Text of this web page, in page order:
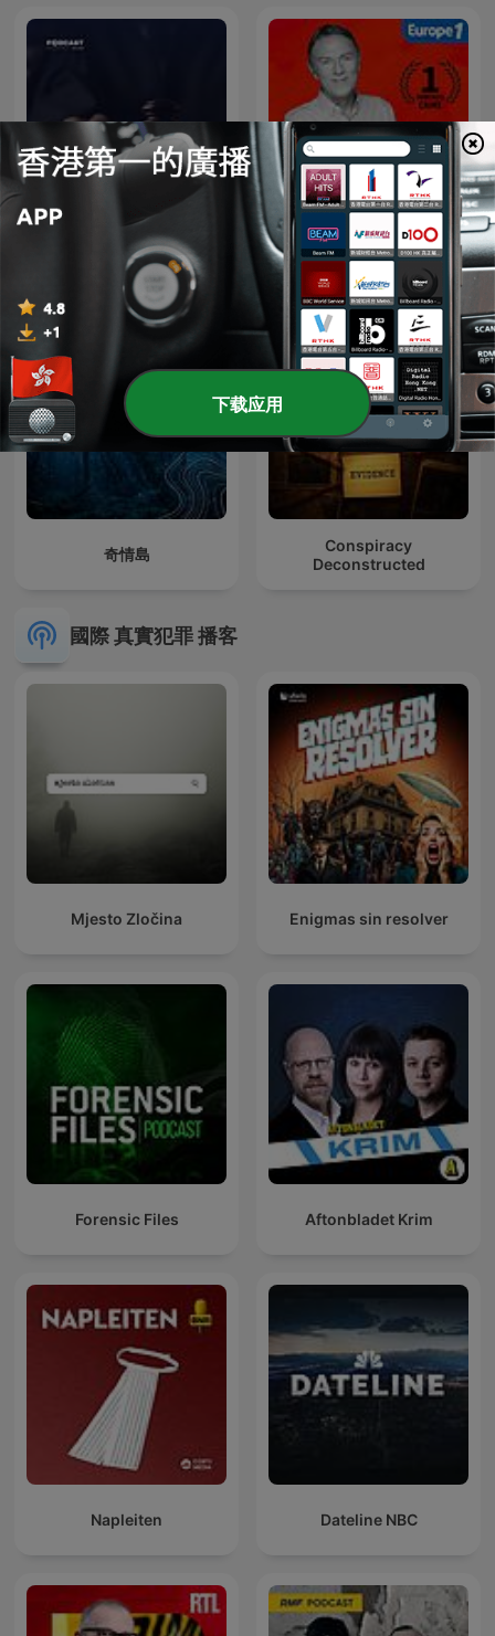
أغرب القضايا Hondelatte Raconte
奇情島
Conspiracy
Deconstructed
國際 真實犯罪 播客
Mjesto Zločina Enigmas sin resolver
Forensic Files Aftonbladet Krim
Napleiten Dateline NBC
下载应用